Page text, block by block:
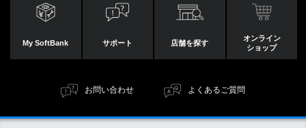
My SoftBank サポート 店舗を探す
オンライン
ショップ
お問い合わせ よくあるご質問